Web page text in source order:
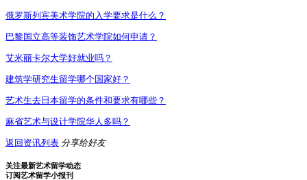
俄罗斯列宾美术学院的入学要求是什么？
巴黎国立高等装饰艺术学院如何申请？
艾米丽卡尔大学好就业吗？
建筑学研究生留学哪个国家好？
艺术生去日本留学的条件和要求有哪些？
麻省艺术与设计学院华人多吗？
返回资讯列表 分享给好友
关注最新艺术留学动态
订阅艺术留学小报刊